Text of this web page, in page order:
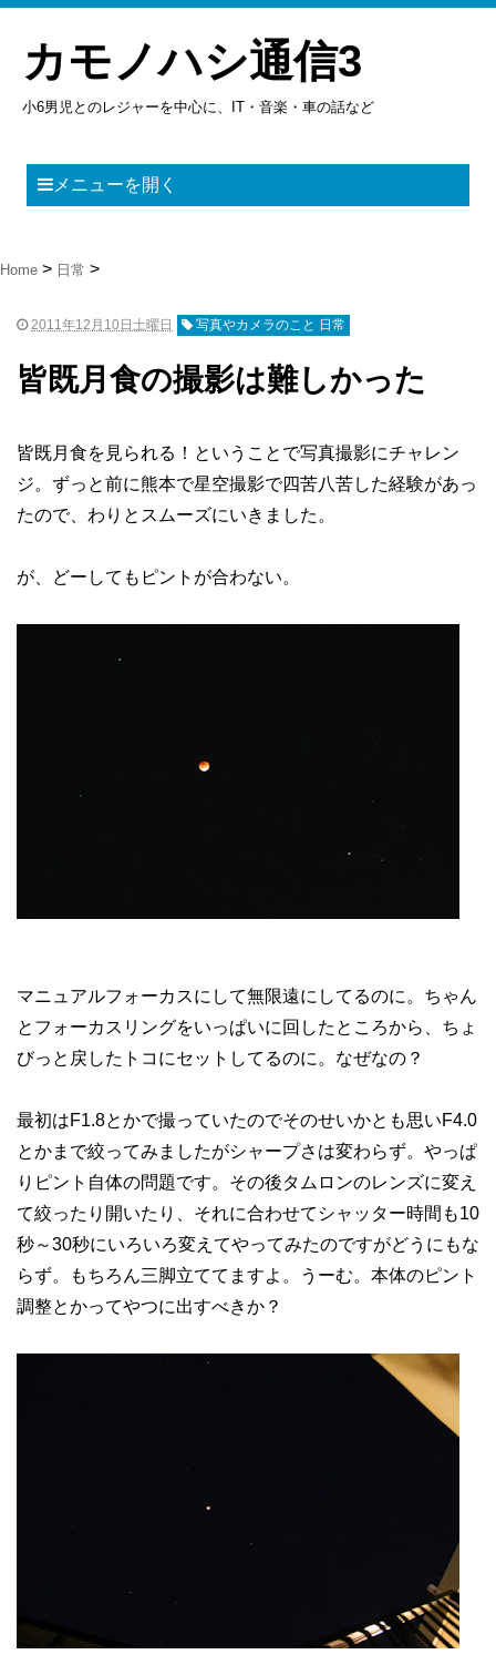
カモノハシ通信3
小6男児とのレジャーを中心に、IT・音楽・車の話など
メニューを開く
Home 日常
2011年12月10日土曜日 写真やカメラのこと 日常
皆既月食の撮影は難しかった
皆既月食を見られる！ということで写真撮影にチャレン
ジ。ずっと前に熊本で星空撮影で四苦八苦した経験があっ
たので、わりとスムーズにいきました。
が、どーしてもピントが合わない。
マニュアルフォーカスにして無限遠にしてるのに。ちゃん
とフォーカスリングをいっぱいに回したところから、ちょ
びっと戻したトコにセットしてるのに。なぜなの？
最初はF1.8とかで撮っていたのでそのせいかとも思いF4.0
とかまで絞ってみましたがシャープさは変わらず。やっぱ
りピント自体の問題です。その後タムロンのレンズに変え
て絞ったり開いたり、それに合わせてシャッター時間も10
秒～30秒にいろいろ変えてやってみたのですがどうにもな
らず。もちろん三脚立ててますよ。うーむ。本体のピント
調整とかってやつに出すべきか？